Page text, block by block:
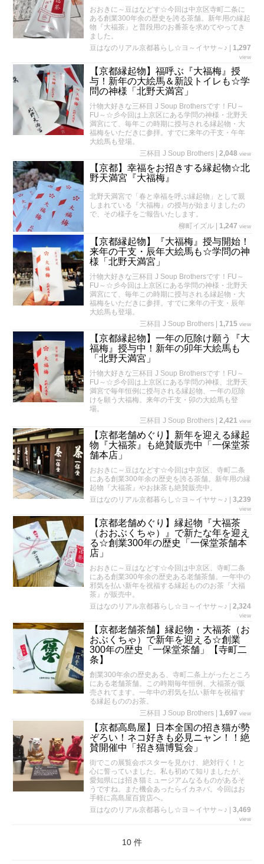
おおきに～豆はなどす☆今回は中京区寺町二条に
ある創業300年余の歴史を誇る茶舗。新年用の縁起
物『大福茶』と普段用のお番茶を求めてやってき
ました。
豆はなのリアル京都暮らし☆ヨ～イヤサ～♪
1,297
view
【京都縁起物】福呼ぶ『大福梅』授
与！新年の大絵馬＆新設トイレも☆学
問の神様「北野天満宮」
汁物大好きな三杯目 J Soup Brothersです！FU～
FU～☆彡今回は上京区にある学問の神様・北野天
満宮にて、毎年この時期に授与される縁起物・大
福梅をいただきに参拝。すでに来年の干支・午年
大絵馬も登場。
三杯目 J Soup Brothers
2,048 view
【京都】幸福をお招きする縁起物☆北
野天満宮『大福梅』
北野天満宮で「春と幸福を呼ぶ縁起物」として親
しまれている『大福梅』の授与が始まりましたの
で、その様子をご報告いたします。
柳町イズル
1,247 view
【京都縁起物】『大福梅』授与開始！
来年の干支・辰年大絵馬も☆学問の神
様「北野天満宮」
汁物大好きな三杯目 J Soup Brothersです！FU～
FU～☆彡今回は上京区にある学問の神様・北野天
満宮にて、毎年この時期に授与される縁起物・大
福梅をいただきに参拝。すでに来年の干支・辰年
大絵馬も登場。
三杯目 J Soup Brothers
1,715 view
【京都縁起物】一年の厄除け願う『大
福梅』授与中！新年の卯年大絵馬も
「北野天満宮」
汁物大好きな三杯目 J Soup Brothersです！FU～
FU～☆彡今回は上京区にある学問の神様、北野天
満宮で毎年恒例に授与される縁起物、一年の厄除
けを願う大福梅。来年の干支・卯の大絵馬も登
場。
三杯目 J Soup Brothers
2,421 view
【京都老舗めぐり】新年を迎える縁起
物『大福茶』も絶賛販売中「一保堂茶
舗本店」
おおきに～豆はなどす☆今回は中京区、寺町二条
にある創業300年余の歴史を誇る茶舗。新年用の縁
起物『大福茶』やお抹茶も絶賛販売中。
豆はなのリアル京都暮らし☆ヨ～イヤサ～♪
3,239
view
【京都老舗めぐり】縁起物『大福茶
（おおぶくちゃ）』で新たな年を迎え
る☆創業300年の歴史「一保堂茶舗本
店」
おおきに～豆はなどす☆今回は中京区、寺町二条
にある創業300年余の歴史ある老舗茶舗。一年中の
邪気を払い新年を祝福する縁起もののお茶『大福
茶』が販売中。
豆はなのリアル京都暮らし☆ヨ～イヤサ～♪
2,324
view
【京都老舗茶舗】縁起物・大福茶（お
おぶくちゃ）で新年を迎える☆創業
300年の歴史「一保堂茶舗」【寺町二
条】
創業300年余の歴史ある、寺町二条上がったところ
にある老舗茶舗。この時期毎年恒例、大福茶が販
売されてます。一年中の邪気を払い新年を祝福す
る縁起もののお茶。
三杯目 J Soup Brothers
1,697 view
【京都高島屋】日本全国の招き猫が勢
ぞろい！ネコ好きも必見ニャン！！絶
賛開催中「招き猫博覧会」
街でこの展覧会ポスターを見かけ、絶対行く！と
心に誓っていました。私も初めて知りましたが、
愛知県には招き猫ミュージアムなるものがあるそ
うですね。また機会あったらイカネバ。今回はお
手軽に高島屋百貨店へ。
豆はなのリアル京都暮らし☆ヨ～イヤサ～♪
3,469
view
10 件